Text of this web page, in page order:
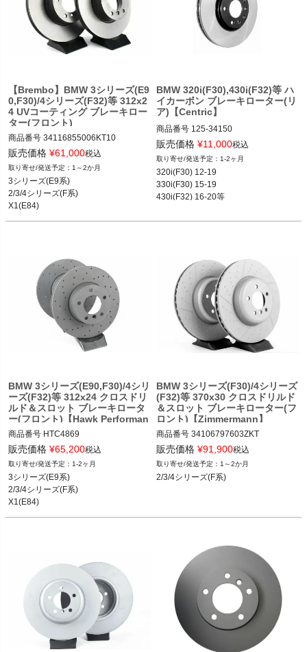
【Brembo】BMW 3シリーズ(E9
0,F30)/4シリーズ(F32)等 312x2
4 UVコーティング ブレーキロー
ター(フロント)
商品番号 34116855006KT10
34116855006KT10
BMW 3シリーズ(E9系) 05-13
BMW 2シリーズ(F22,F23) 14-20
BMW 3シリーズ(F系) 12-19
BMW 4シリーズ(F系) 13-20
BMW X1(E84) 09-15
販売価格 ¥61,000税込
1～2か月
3シリーズ(E9系)
2/3/4シリーズ(F系)
X1(E84)
BMW 320i(F30),430i(F32)等 ハ
イカーボン ブレーキローター(リ
ア)【Centric】
商品番号 125-34150
125-34150
12BMR"125.34150"
販売価格 ¥11,000税込
1-2ヶ月
320i(F30) 12-19
330i(F30) 15-19
430i(F32) 16-20等
BMW 3シリーズ(E90,F30)/4シリ
ーズ(F32)等 312x24 クロスドリ
ルド＆スロット ブレーキロータ
ー(フロント)【Hawk Performan
ce】
商品番号 HTC4869
HTC4869
BMW 3シリーズ(E9系) 05-13
BMW 2シリーズ(F22,F23) 14-20
BMW 3シリーズ(F系) 12-19
BMW 4シリーズ(F系) 13-20
BMW X1(E84) 09-15
販売価格 ¥65,200税込
1-2ヶ月
3シリーズ(E9系)
2/3/4シリーズ(F系)
X1(E84)
BMW 3シリーズ(F30)/4シリーズ
(F32)等 370x30 クロスドリルド
＆スロット ブレーキローター(フ
ロント)【Zimmermann】
商品番号 34106797603ZKT
34106797603ZKT
BMW 2シリーズ(F22,F23) 14-20
BMW 3シリーズ(F系) 12-19
販売価格 ¥91,900税込
1～2か月
2/3/4シリーズ(F系)